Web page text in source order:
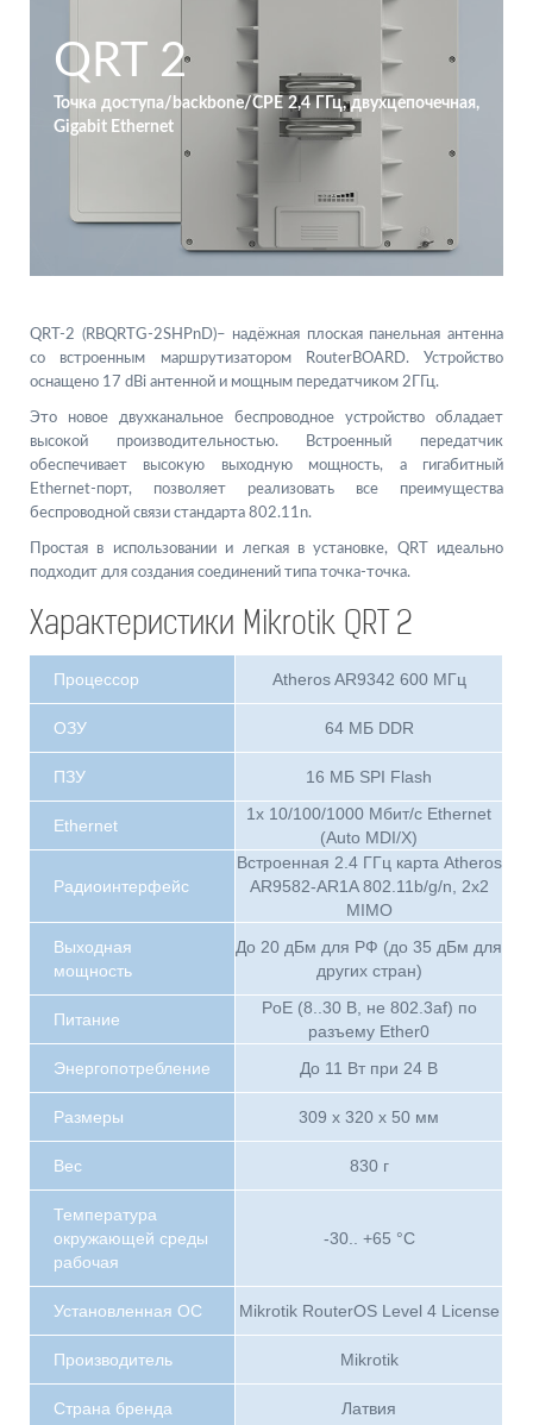
QRT 2
Точка доступа/backbone/CPE 2,4 ГГц, двухцепочечная,
Gigabit Ethernet
QRT-2 (RBQRTG-2SHPnD)– надёжная плоская панельная антенна
со встроенным маршрутизатором RouterBOARD. Устройство
оснащено 17 dBi антенной и мощным передатчиком 2ГГц.
Это новое двухканальное беспроводное устройство обладает
высокой производительностью. Встроенный передатчик
обеспечивает высокую выходную мощность, а гигабитный
Ethernet-порт, позволяет реализовать все преимущества
беспроводной связи стандарта 802.11n.
Простая в использовании и легкая в установке, QRT идеально
подходит для создания соединений типа точка-точка.
Характеристики Mikrotik QRT 2
Процессор Atheros AR9342 600 МГц
ОЗУ 64 МБ DDR
ПЗУ 16 МБ SPI Flash
Ethernet
1x 10/100/1000 Мбит/с Ethernet
(Auto MDI/X)
Радиоинтерфейс
Встроенная 2.4 ГГц карта Atheros
AR9582-AR1A 802.11b/g/n, 2x2
MIMO
Выходная
мощность
До 20 дБм для РФ (до 35 дБм для
других стран)
Питание
PoE (8..30 В, не 802.3af) по
разъему Ether0
Энергопотребление
До 11 Вт при 24 В
Размеры 309 x 320 x 50 мм
Вес 830 г
Температура
окружающей среды
рабочая
-30.. +65 °С
Установленная ОС Mikrotik RouterOS Level 4 License
Производитель Mikrotik
Страна бренда Латвия